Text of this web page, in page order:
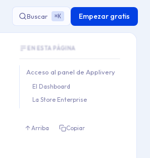
Buscar ⌘K Empezar gratis
Key topics covered: Acceso al panel de
Section hierarchy:
   1.1. El Dashboard
EN ESTA PÁGINA
Acceso al panel de Applivery
El Dashboard
La Store Enterprise
Arriba Copiar